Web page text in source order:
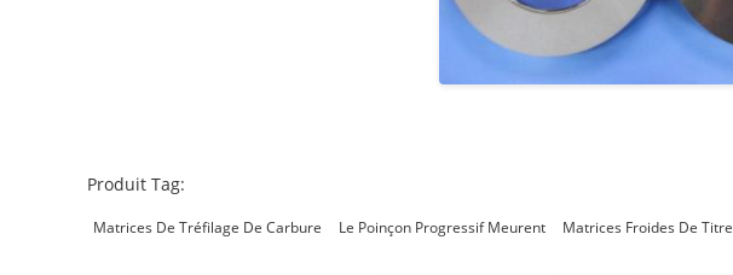
Produit Tag:
Matrices De Tréfilage De Carbure Le Poinçon Progressif Meurent Matrices Froides De Titre